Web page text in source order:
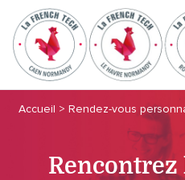
Accueil > Rendez-vous
Rencontrez